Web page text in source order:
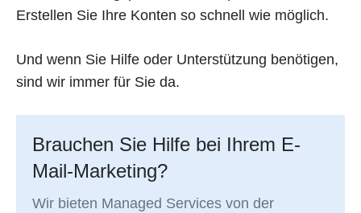
Erstellen Sie Ihre Konten so schnell wie möglich.
Und wenn Sie Hilfe oder Unterstützung benötigen,
sind wir immer für Sie da.
Brauchen Sie Hilfe bei Ihrem E-
Mail-Marketing?
Wir bieten Managed Services von der